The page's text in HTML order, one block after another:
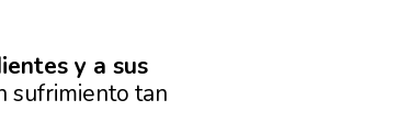
y a sus
sufrimiento tan